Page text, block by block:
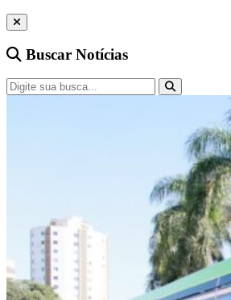
Buscar Notícias